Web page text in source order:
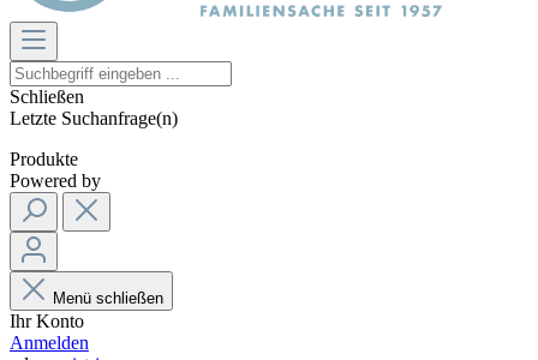
Schließen
Letzte Suchanfrage(n)
Produkte
Powered by
Menü schließen
Ihr Konto
Anmelden